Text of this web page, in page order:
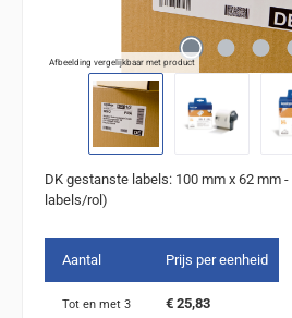
Afbeelding vergelijkbaar met product
DK gestanste labels: 100 mm x 62 mm
labels/rol)
Aantal Prijs per eenheid
Tot en met 3 € 25,83